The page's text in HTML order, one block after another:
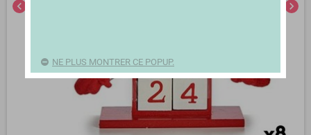
chevron_left chevron_right
NE PLUS MONTRER CE POPUP.